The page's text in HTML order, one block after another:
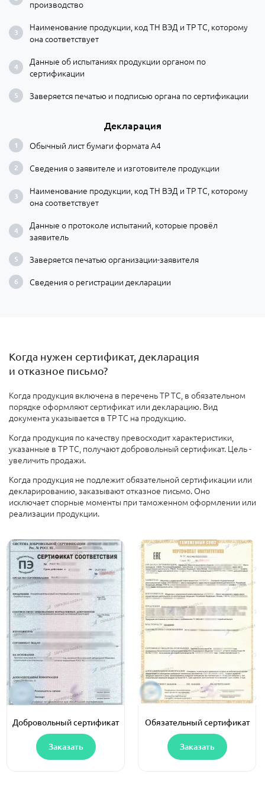
производство
Наименование продукции, код ТН ВЭД и ТР ТС, которому
она соответствует
Данные об испытаниях продукции органом по
сертификации
Заверяется печатью и подписью органа по сертификации
Декларация
Обычный лист бумаги формата А4
Сведения о заявителе и изготовителе продукции
Наименование продукции, код ТН ВЭД и ТР ТС, которому
она соответствует
Данные о протоколе испытаний, которые провёл
заявитель
Заверяется печатью организации-заявителя
Сведения о регистрации декларации
Когда нужен сертификат, декларация
и отказное письмо?
Когда продукция включена в перечень ТР ТС, в обязательном
порядке оформляют сертификат или декларацию. Вид
документа указывается в ТР ТС на продукцию.
Когда продукция по качеству превосходит характеристики,
указанные в ТР ТС, получают добровольный сертификат. Цель -
увеличить продажи.
Когда продукция не подлежит обязательной сертификации или
декларированию , заказывают отказное письмо. Оно
исключает спорные моменты при таможенном оформлении или
реализации продукции.
Добровольный сертификат
Заказать
Обязательный сертификат
Заказать